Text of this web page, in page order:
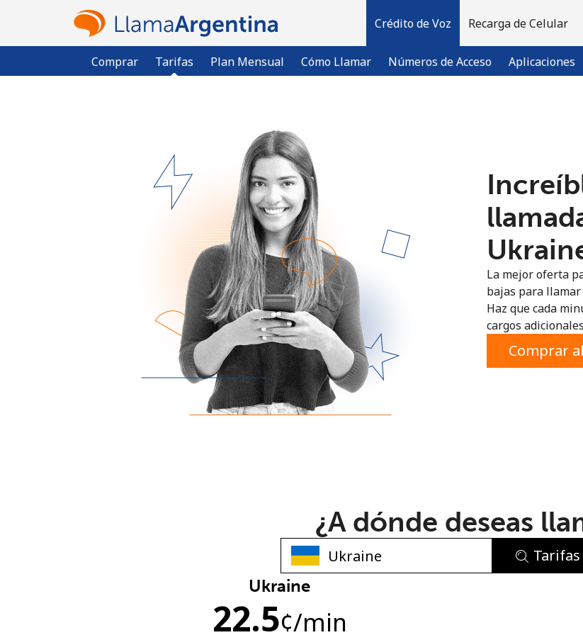
Crédito de Voz
Comprar Tarifas Plan Mensual Cómo Llamar Números de Acceso Aplicaciones
Recarga de Celular
¿Ya tienes una cuenta? Inicia sesión →
Regístrate con
Una letra mayúscula y una minúscula
La mejor oferta
bajas para
Haz que cada
cargos
Comprar
¿A dónde deseas
Tarifas
Ukraine
22.5¢/min